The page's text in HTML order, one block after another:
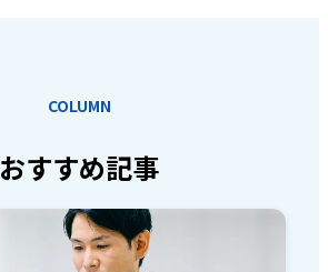
COLUMN
おすすめ記事